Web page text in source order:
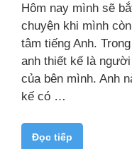
Hôm nay mình sẽ
chuyện khi mình
tâm tiếng Anh.
anh thiết kế là
của bên mình. Anh
kế có …
Đọc tiếp